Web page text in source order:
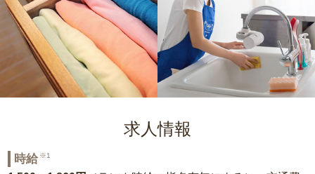
求人情報
時給 ※1